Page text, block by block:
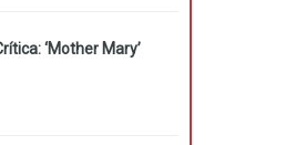
‘Mother Mary’